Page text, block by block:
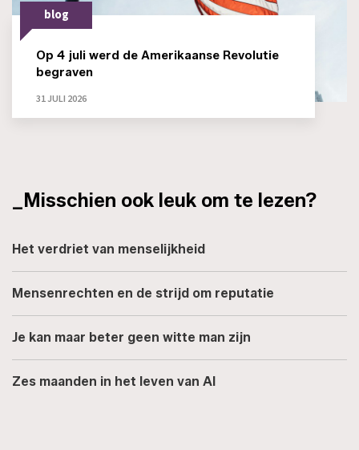
blog
Op 4 juli werd de Amerikaanse Revolutie
begraven
31 JULI 2026
_Misschien ook leuk om te lezen?
Het verdriet van menselijkheid
Mensenrechten en de strijd om reputatie
Je kan maar beter geen witte man zijn
Zes maanden in het leven van AI